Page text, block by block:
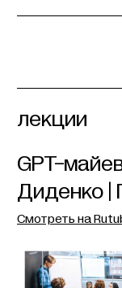
лекции
GPT-
Диденко |
Смотреть на